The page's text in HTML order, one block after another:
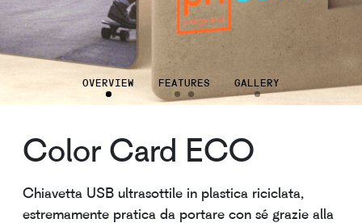
Color Card ECO
Chiavetta USB ultrasottile in plastica riciclata,
estremamente pratica da portare con sé grazie alla
OVERVIEW FEATURES GALLERY